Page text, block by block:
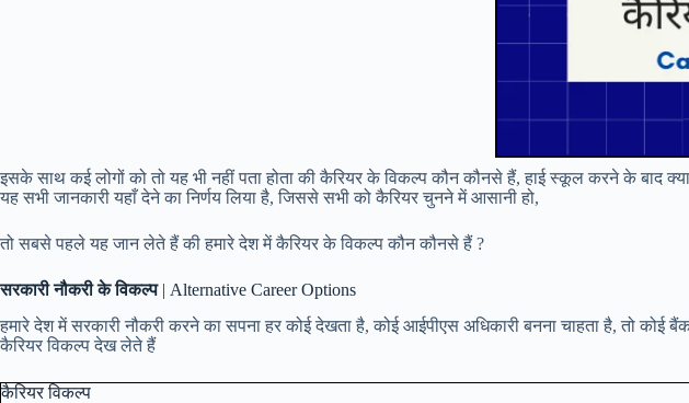
इसके साथ कई लोगों को तो यह भी नहीं पता होता की कैरियर के विकल्प कौन कौनसे हैं, हाई स्कूल करने के बाद
यह सभी जानकारी यहाँ देने का निर्णय लिया है, जिससे सभी को कैरियर चुनने में आसानी हो,
तो सबसे पहले यह जान लेते हैं की हमारे देश में कैरियर के विकल्प कौन कौनसे हैं ?
सरकारी नौकरी के विकल्प| Alternative Career Options
हमारे देश में सरकारी नौकरी करने का सपना हर कोई देखता है, कोई आईपीएस अधिकारी बनना चाहता है, तो कोई
कैरियर विकल्प देख लेते हैं
कैरियर विकल्प